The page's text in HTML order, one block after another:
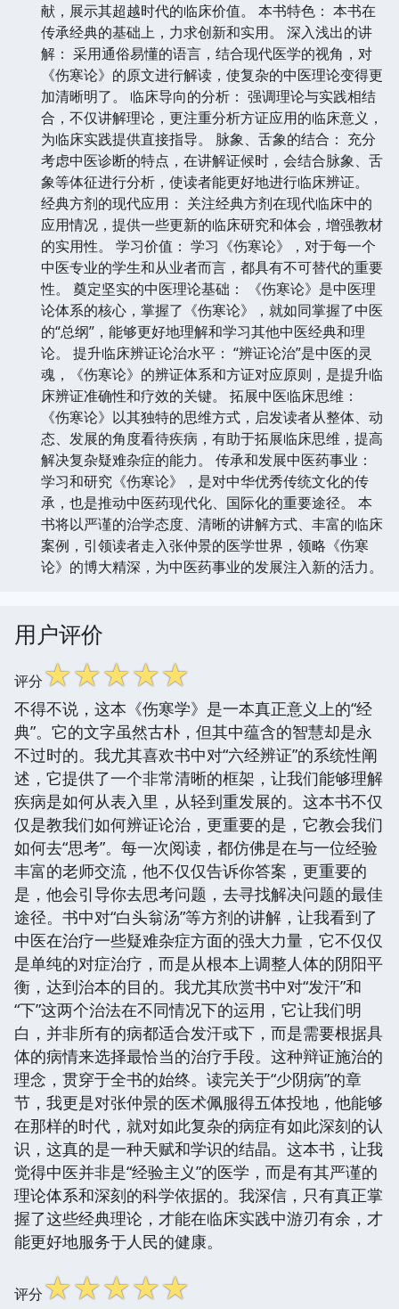
献，展示其超越时代的临床价值。 本书特色： 本书在
传承经典的基础上，力求创新和实用。 深入浅出的讲
解： 采用通俗易懂的语言，结合现代医学的视角，对
《伤寒论》的原文进行解读，使复杂的中医理论变得更
加清晰明了。 临床导向的分析： 强调理论与实践相结
合，不仅讲解理论，更注重分析方证应用的临床意义，
为临床实践提供直接指导。 脉象、舌象的结合： 充分
考虑中医诊断的特点，在讲解证候时，会结合脉象、舌
象等体征进行分析，使读者能更好地进行临床辨证。
经典方剂的现代应用： 关注经典方剂在现代临床中的
应用情况，提供一些更新的临床研究和体会，增强教材
的实用性。 学习价值： 学习《伤寒论》，对于每一个
中医专业的学生和从业者而言，都具有不可替代的重要
性。 奠定坚实的中医理论基础： 《伤寒论》是中医理
论体系的核心，掌握了《伤寒论》，就如同掌握了中医
的“总纲”，能够更好地理解和学习其他中医经典和理
论。 提升临床辨证论治水平： “辨证论治”是中医的灵
魂，《伤寒论》的辨证体系和方证对应原则，是提升临
床辨证准确性和疗效的关键。 拓展中医临床思维：
《伤寒论》以其独特的思维方式，启发读者从整体、动
态、发展的角度看待疾病，有助于拓展临床思维，提高
解决复杂疑难杂症的能力。 传承和发展中医药事业：
学习和研究《伤寒论》，是对中华优秀传统文化的传
承，也是推动中医药现代化、国际化的重要途径。 本
书将以严谨的治学态度、清晰的讲解方式、丰富的临床
案例，引领读者走入张仲景的医学世界，领略《伤寒
论》的博大精深，为中医药事业的发展注入新的活力。
用户评价
评分☆☆☆☆☆
不得不说，这本《伤寒学》是一本真正意义上的“经
典”。它的文字虽然古朴，但其中蕴含的智慧却是永
不过时的。我尤其喜欢书中对“六经辨证”的系统性阐
述，它提供了一个非常清晰的框架，让我们能够理解
疾病是如何从表入里，从轻到重发展的。这本书不仅
仅是教我们如何辨证论治，更重要的是，它教会我们
如何去“思考”。每一次阅读，都仿佛是在与一位经验
丰富的老师交流，他不仅仅告诉你答案，更重要的
是，他会引导你去思考问题，去寻找解决问题的最佳
途径。书中对“白头翁汤”等方剂的讲解，让我看到了
中医在治疗一些疑难杂症方面的强大力量，它不仅仅
是单纯的对症治疗，而是从根本上调整人体的阴阳平
衡，达到治本的目的。我尤其欣赏书中对“发汗”和
“下”这两个治法在不同情况下的运用，它让我们明
白，并非所有的病都适合发汗或下，而是需要根据具
体的病情来选择最恰当的治疗手段。这种辩证施治的
理念，贯穿于全书的始终。读完关于“少阴病”的章
节，我更是对张仲景的医术佩服得五体投地，他能够
在那样的时代，就对如此复杂的病症有如此深刻的认
识，这真的是一种天赋和学识的结晶。这本书，让我
觉得中医并非是“经验主义”的医学，而是有其严谨的
理论体系和深刻的科学依据的。我深信，只有真正掌
握了这些经典理论，才能在临床实践中游刃有余，才
能更好地服务于人民的健康。
评分☆☆☆☆☆